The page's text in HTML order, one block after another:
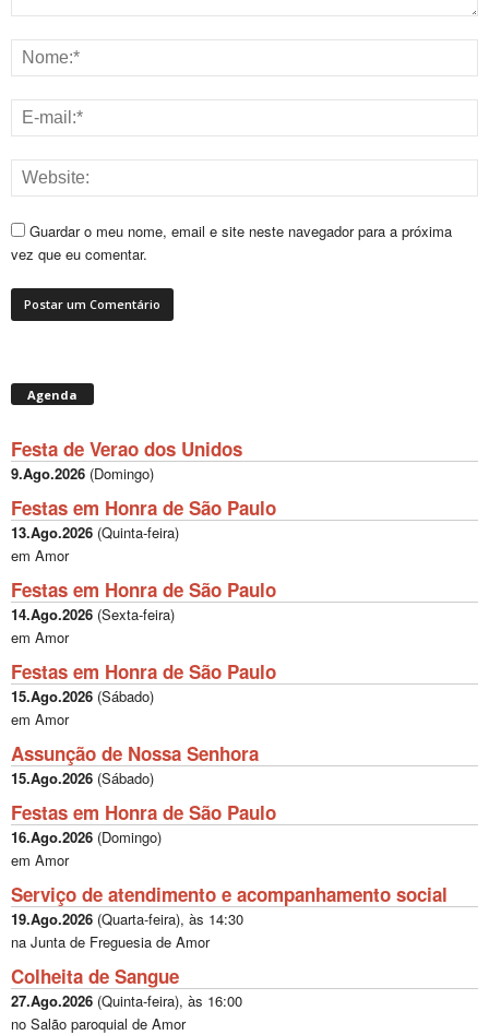
Guardar o meu nome, email e site neste navegador para a próxima
vez que eu comentar.
Agenda
Festa de Verao dos Unidos
9.Ago.2026 (Domingo)
Festas em Honra de São Paulo
13.Ago.2026 (Quinta-feira)
em Amor
Festas em Honra de São Paulo
14.Ago.2026 (Sexta-feira)
em Amor
Festas em Honra de São Paulo
15.Ago.2026 (Sábado)
em Amor
Assunção de Nossa Senhora
15.Ago.2026 (Sábado)
Festas em Honra de São Paulo
16.Ago.2026 (Domingo)
em Amor
Serviço de atendimento e acompanhamento social
19.Ago.2026 (Quarta-feira), às 14:30
na Junta de Freguesia de Amor
Colheita de Sangue
27.Ago.2026 (Quinta-feira), às 16:00
no Salão paroquial de Amor